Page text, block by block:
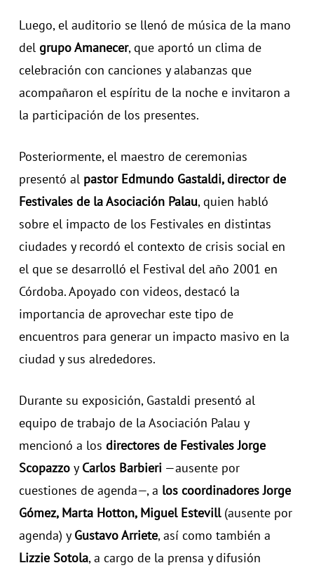
Luego, el auditorio se llenó de música de la mano
del grupo Amanecer, que aportó un clima de
celebración con canciones y alabanzas que
acompañaron el espíritu de la noche e invitaron a
la participación de los presentes.
Posteriormente, el maestro de ceremonias
presentó al pastor Edmundo Gastaldi, director de
Festivales de la Asociación Palau, quien habló
sobre el impacto de los Festivales en distintas
ciudades y recordó el contexto de crisis social en
el que se desarrolló el Festival del año 2001 en
Córdoba. Apoyado con videos, destacó la
importancia de aprovechar este tipo de
encuentros para generar un impacto masivo en la
ciudad y sus alrededores.
Durante su exposición, Gastaldi presentó al
equipo de trabajo de la Asociación Palau y
mencionó a los directores de Festivales Jorge
Scopazzoy Carlos Barbieri—ausente por
cuestiones de agenda—, a los coordinadores Jorge
Gómez, Marta Hotton, Miguel Estevill(ausente por
agenda) y Gustavo Arriete, así como también a
Lizzie Sotola, a cargo de la prensa y difusión